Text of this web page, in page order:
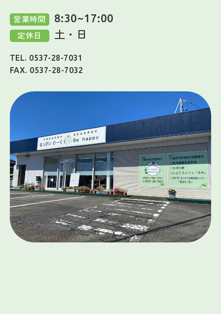
営業時間 8:30~17:00
定休日 土・日
TEL. 0537-28-7031
FAX. 0537-28-7032